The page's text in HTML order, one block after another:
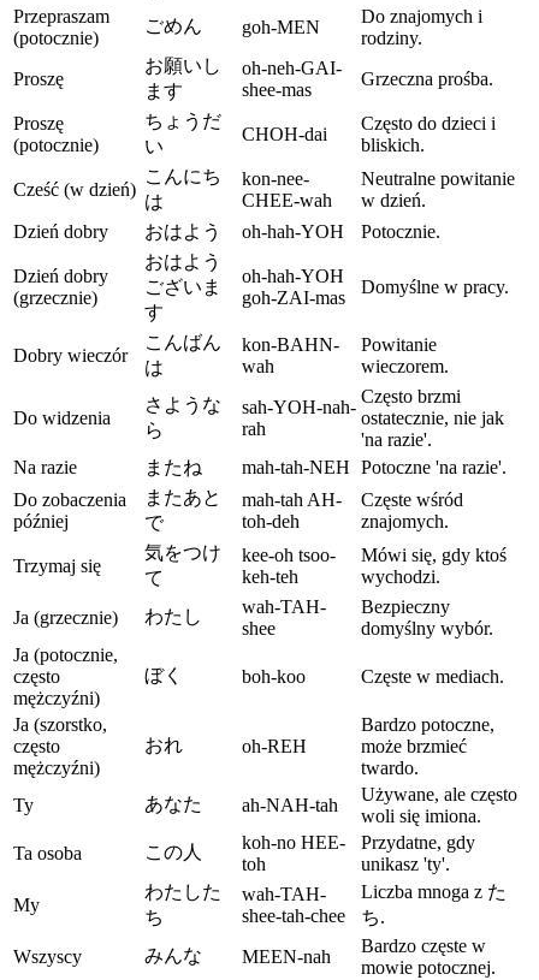
Przepraszam
(potocznie)
ごめん goh-MEN
Do znajomych i
rodziny.
Proszę
お願いし
ます
oh-neh-GAI-
shee-mas
Grzeczna prośba.
Proszę
(potocznie)
ちょうだ
い
CHOH-dai
Często do dzieci i
bliskich.
Cześć (w dzień)
こんにち
は
kon-nee-
CHEE-wah
Neutralne powitanie
w dzień.
Dzień dobry
おはよう oh-hah-YOH Potocznie.
Dzień dobry
(grzecznie)
おはよう
ございま
す
oh-hah-YOH
goh-ZAI-mas
Domyślne w pracy.
Dobry wieczór
こんばん
は
kon-BAHN-
wah
Powitanie
wieczorem.
Do widzenia
さような
ら
sah-YOH-nah-
rah
Często brzmi
ostatecznie, nie jak
'na razie'.
Na razie
またね mah-tah-NEH Potoczne 'na razie'.
Do zobaczenia
później
またあと
で
mah-tah AH-
toh-deh
Częste wśród
znajomych.
Trzymaj się
気をつけ
て
kee-oh tsoo-
keh-teh
Mówi się, gdy ktoś
wychodzi.
Ja (grzecznie)
わたし
wah-TAH-
shee
Bezpieczny
domyślny wybór.
Ja (potocznie,
często
mężczyźni)
ぼく boh-koo Częste w mediach.
Ja (szorstko,
często
mężczyźni)
おれ oh-REH
Bardzo potoczne,
może brzmieć
twardo.
Ty
あなた ah-NAH-tah
Używane, ale często
woli się imiona.
Ta osoba
この人
koh-no HEE-
toh
Przydatne, gdy
unikasz 'ty'.
My
わたした
ち
wah-TAH-
shee-tah-chee
Liczba mnoga z た
ち.
Wszyscy
みんな MEEN-nah
Bardzo częste w
mowie potocznej.